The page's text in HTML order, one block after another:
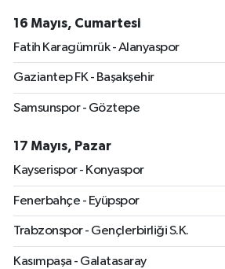
16 Mayıs, Cumartesi
Fatih Karagümrük - Alanyaspor
Gaziantep FK - Başakşehir
Samsunspor - Göztepe
17 Mayıs, Pazar
Kayserispor - Konyaspor
Fenerbahçe - Eyüpspor
Trabzonspor - Gençlerbirliği S.K.
Kasımpaşa - Galatasaray